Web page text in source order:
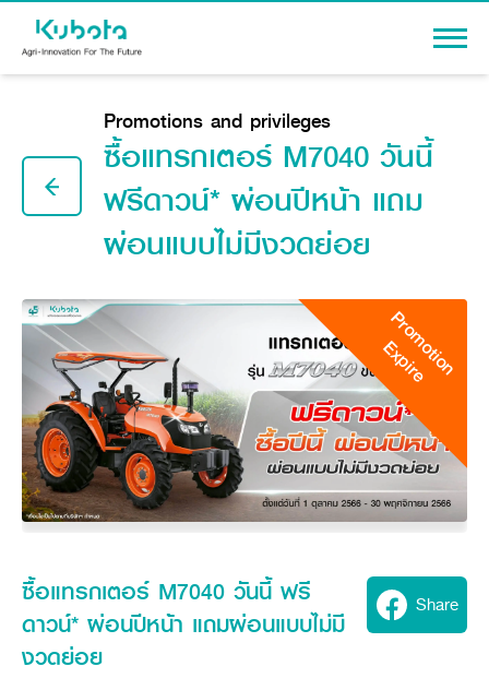
PRODUCTS
Tractor
Tractor implement
Combine Harvester
Rice Transplanter
Transplant Accessory
Diesel Engine
Power Tiller
Other products
Mini-excavator
Mini-excavator Implement
Wheel Loader
Knowledge
Dealers
Machinery
Machinery
Seeding Center
Seeding Center
Investment
Materials
Join the Network
Contact
Corporate
About Us
Company History
Vision & Mission
Asian Leader with International Standard
International
Background
Career
Career
Internship Program
Employee Welfare
New Update
News & Activity
Corporate News
News & Social Activity
OnlineShowroom
Customer Service
Promotions and privileges
ซื้อแทรกเตอร์ M7040 วันนี้
ฟรีดาวน์* ผ่อนปีหน้า แถม
ผ่อนแบบไม่มีงวดย่อย
Promotion
Expire
ซื้อแทรกเตอร์ M7040 วันนี้ ฟรี
ดาวน์* ผ่อนปีหน้า แถมผ่อนแบบไม่มี
งวดย่อย
Share